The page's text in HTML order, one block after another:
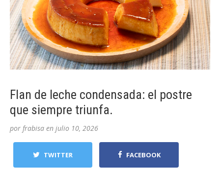
Flan de leche condensada: el postre
que siempre triunfa.
por frabisa en julio 10, 2026
TWITTER FACEBOOK